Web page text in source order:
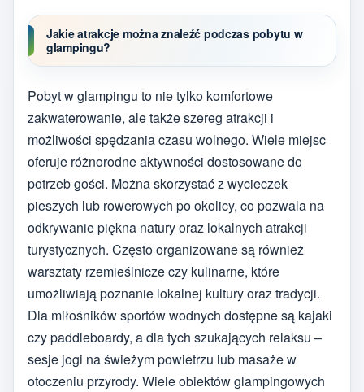
Jakie atrakcje można znaleźć podczas pobytu w
glampingu?
Pobyt w glampingu to nie tylko komfortowe
zakwaterowanie, ale także szereg atrakcji i
możliwości spędzania czasu wolnego. Wiele miejsc
oferuje różnorodne aktywności dostosowane do
potrzeb gości. Można skorzystać z wycieczek
pieszych lub rowerowych po okolicy, co pozwala na
odkrywanie piękna natury oraz lokalnych atrakcji
turystycznych. Często organizowane są również
warsztaty rzemieślnicze czy kulinarne, które
umożliwiają poznanie lokalnej kultury oraz tradycji.
Dla miłośników sportów wodnych dostępne są kajaki
czy paddleboardy, a dla tych szukających relaksu –
sesje jogi na świeżym powietrzu lub masaże w
otoczeniu przyrody. Wiele obiektów glampingowych